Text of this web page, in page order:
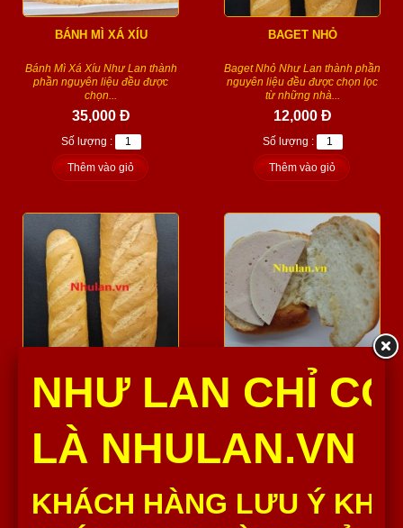
BÁNH MÌ XÁ XÍU
Bánh Mì Xá Xíu Như Lan thành
phần nguyên liệu đều được
chọn...
35,000 Đ
Số lượng :
Thêm vào giỏ
BAGET NHỎ
Baget Nhỏ Như Lan thành phần
nguyên liệu đều được chọn lọc
từ những nhà...
12,000 Đ
Số lượng :
Thêm vào giỏ
BAGET LỚN
Baget Lớn Như Lan thành phần
nguyên liệu đều được chọn lọc
từ những nhà...
20,000 Đ
Thêm vào giỏ
CUA KẸP CHẢ LỤA
Cua kẹp chả lụa Như Lan thành
chọn lọc từ những...
35,000 Đ
Thêm vào giỏ
NHƯ LAN CHỈ
LÀ NHULAN.VN
KHÁCH HÀNG LƯU Ý